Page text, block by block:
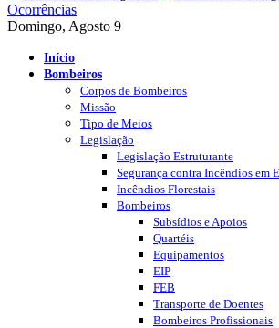
Ocorrências
Domingo, Agosto 9
Início
Bombeiros
Corpos de Bombeiros
Missão
Tipo de Meios
Legislação
Legislação Estruturante
Segurança contra Incêndios em
Incêndios Florestais
Bombeiros
Subsídios e Apoios
Quartéis
Equipamentos
EIP
FEB
Transporte de Doentes
Bombeiros Profissionais